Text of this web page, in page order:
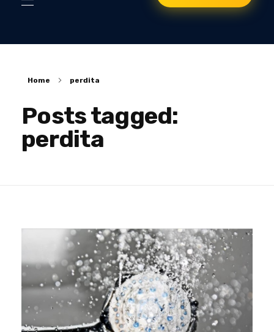
Home perdita
Posts tagged:
perdita